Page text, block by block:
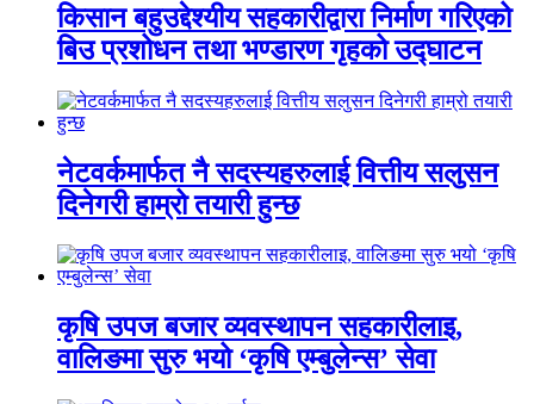
किसान बहुउद्देश्यीय सहकारीद्वारा निर्माण गरिएको
बिउ प्रशोधन तथा भण्डारण गृहको उद्घाटन
नेटवर्कमार्फत नै सदस्यहरुलाई वित्तीय सलुसन
दिनेगरी हाम्रो तयारी हुन्छ
कृषि उपज बजार व्यवस्थापन सहकारीलाइ,
वालिङमा सुरु भयो ‘कृषि एम्बुलेन्स’ सेवा